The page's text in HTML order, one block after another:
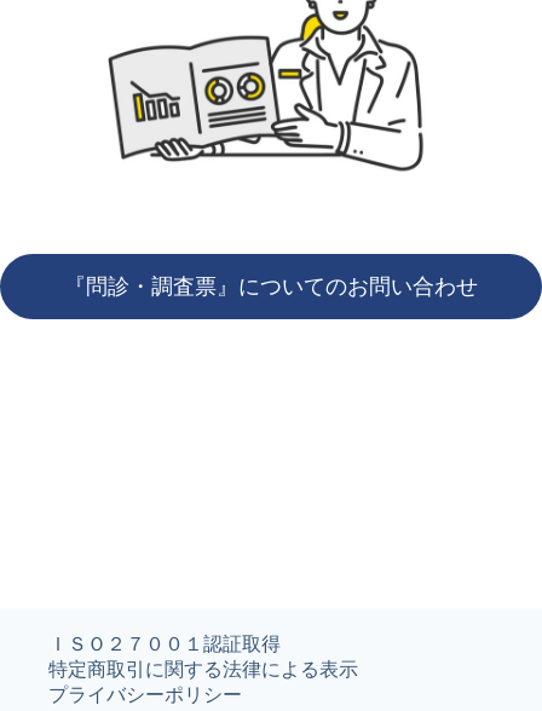
『問診・調査票』についてのお問い合わせ
ＩＳＯ２７００１認証取得
特定商取引に関する法律による表示
プライバシーポリシー